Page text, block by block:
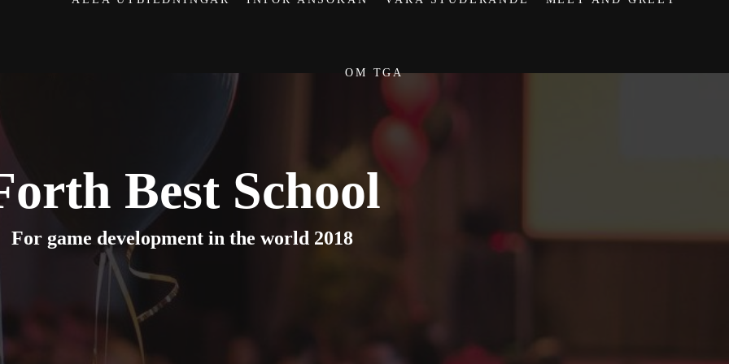
OM TGA
Rookies!
Best School
For game development in the world 2018